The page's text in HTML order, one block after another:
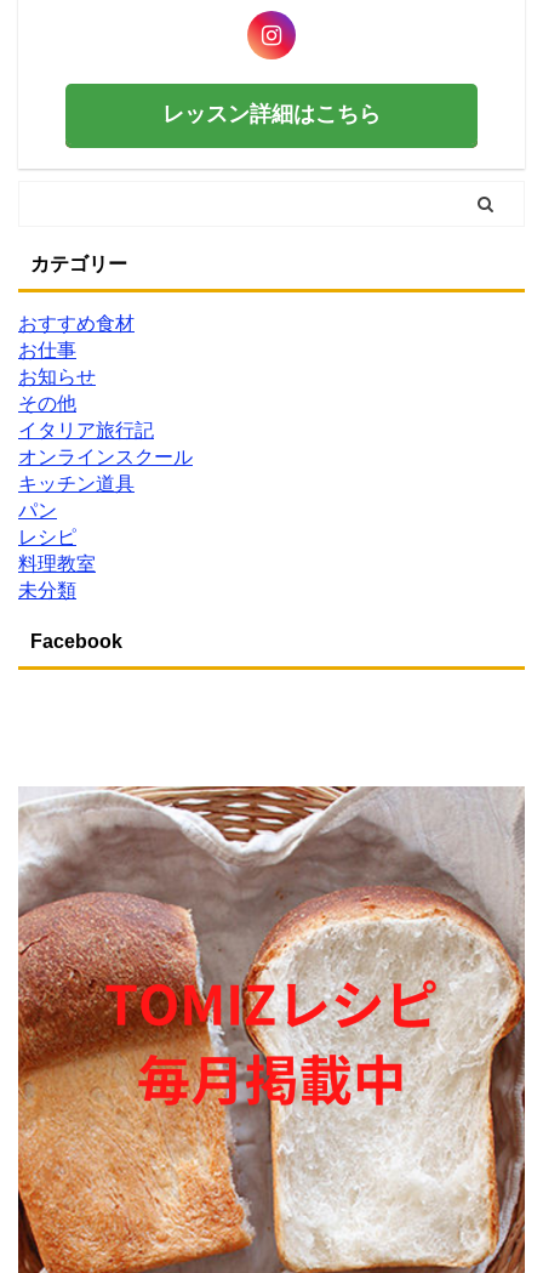
レッスン詳細はこちら
カテゴリー
おすすめ食材
お仕事
お知らせ
その他
イタリア旅行記
オンラインスクール
キッチン道具
パン
レシピ
料理教室
未分類
Facebook